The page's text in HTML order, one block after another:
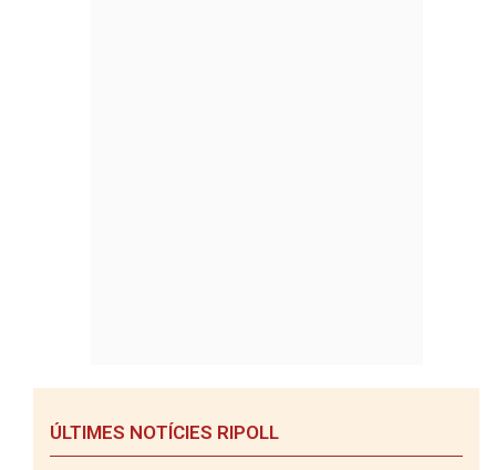
ÚLTIMES NOTÍCIES RIPOLL